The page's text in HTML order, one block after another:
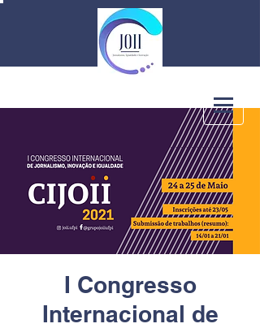
I Congresso
Internacional de